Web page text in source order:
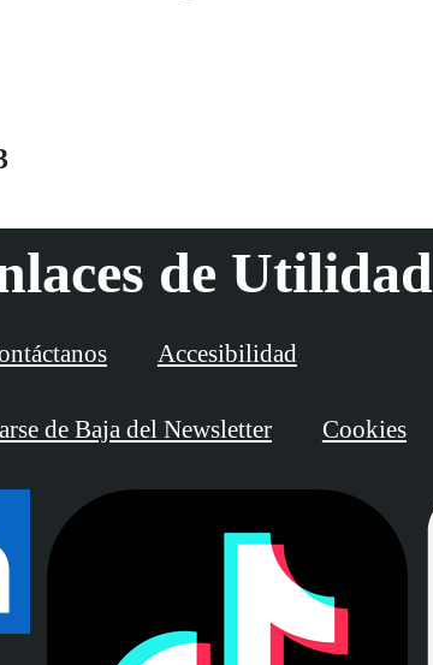
de Utilidad
Accesibilidad
de Baja del Newsletter Cookies